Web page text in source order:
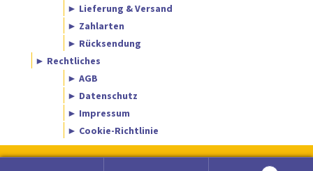
► Lieferung & Versand
► Zahlarten
► Rücksendung
► Rechtliches
► AGB
► Datenschutz
► Impressum
► Cookie-Richtlinie